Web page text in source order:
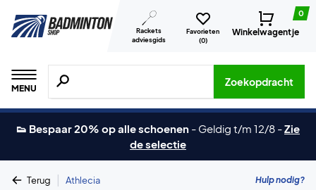
Rackets
adviesgids
Favorieten
(0)
0
Winkelwagentje
MENU
Zoeken naar producten, merken etc.
Zoekopdracht
👟 Bespaar 20% op alle schoenen - Geldig t/m 12/8 -Zie
de selectie
Terug | Athlecia Hulp nodig?